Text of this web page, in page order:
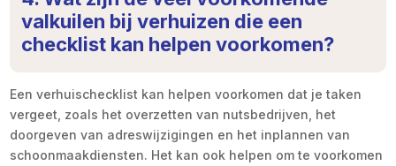
valkuilen bij verhuizen die een
checklist kan helpen voorkomen?
Een verhuischecklist kan helpen voorkomen dat je taken
vergeet, zoals het overzetten van nutsbedrijven, het
doorgeven van adreswijzigingen en het inplannen van
schoonmaakdiensten. Het kan ook helpen om te voorkomen